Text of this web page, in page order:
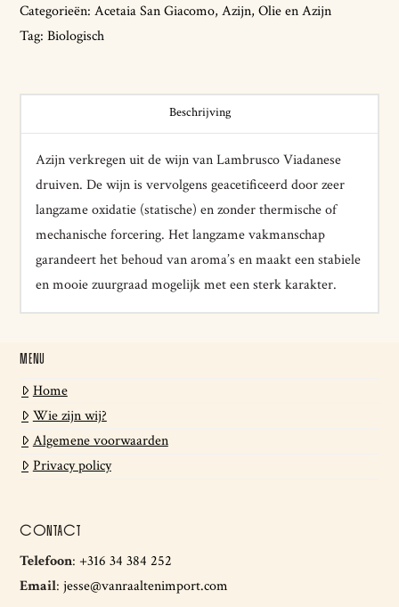
Categorieën:Acetaia San Giacomo,Azijn,Olie en Azijn
Tag:Biologisch
Beschrijving
Azijn verkregen uit de wijn van Lambrusco Viadanese
druiven. De wijn is vervolgens geacetificeerd door zeer
langzame oxidatie (statische) en zonder thermische of
mechanische forcering. Het langzame vakmanschap
garandeert het behoud van aroma’s en maakt een stabiele
en mooie zuurgraad mogelijk met een sterk karakter.
MENU
Home
Wie zijn wij?
Algemene voorwaarden
Privacy policy
CONTACT
Telefoon: +316 34 384 252
Email:jesse@vanraaltenimport.com